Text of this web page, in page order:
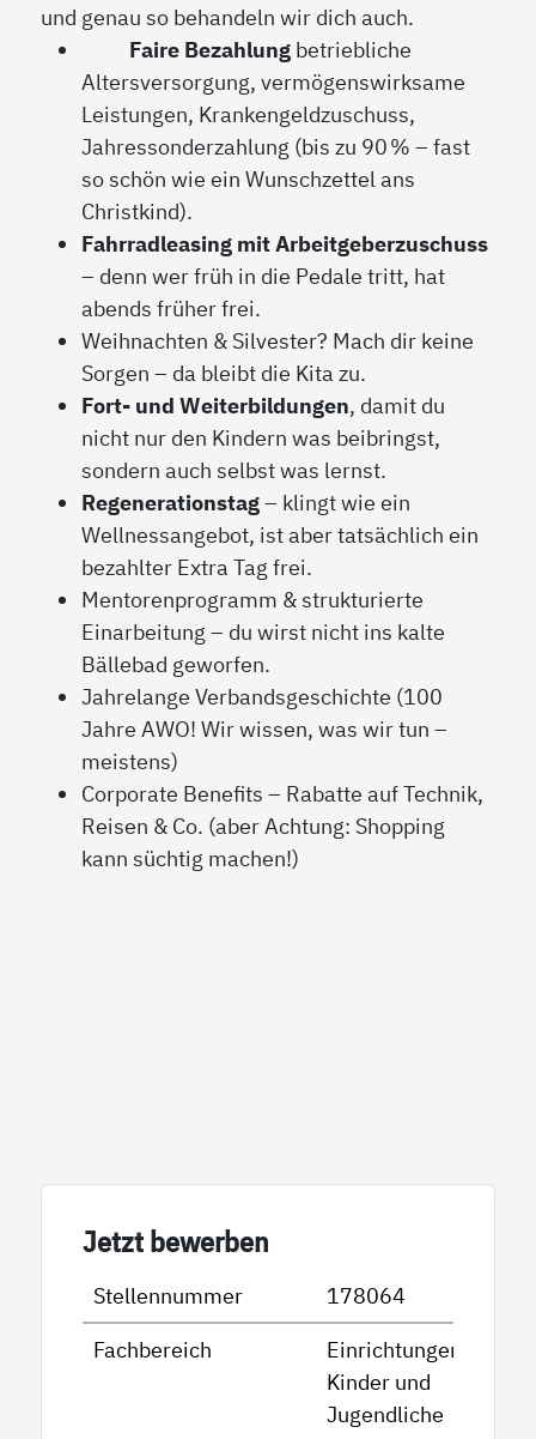
und genau so behandeln wir dich auch.
Faire Bezahlung betriebliche
Altersversorgung, vermögenswirksame
Leistungen, Krankengeldzuschuss,
Jahressonderzahlung (bis zu 90 % – fast
so schön wie ein Wunschzettel ans
Christkind).
Fahrradleasing mit Arbeitgeberzuschuss
– denn wer früh in die Pedale tritt, hat
abends früher frei.
Weihnachten & Silvester? Mach dir keine
Sorgen – da bleibt die Kita zu.
Fort- und Weiterbildungen, damit du
nicht nur den Kindern was beibringst,
sondern auch selbst was lernst.
Regenerationstag– klingt wie ein
Wellnessangebot, ist aber tatsächlich ein
bezahlter Extra Tag frei.
Mentorenprogramm & strukturierte
Einarbeitung – du wirst nicht ins kalte
Bällebad geworfen.
Jahrelange Verbandsgeschichte (100
Jahre AWO! Wir wissen, was wir tun –
meistens)
Corporate Benefits – Rabatte auf Technik,
Reisen & Co. (aber Achtung: Shopping
kann süchtig machen!)
Jetzt bewerben
Stellennummer
178064
Fachbereich
Einrichtungen für
Kinder und
Jugendliche